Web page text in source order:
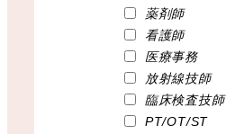
薬剤師
看護師
医療事務
放射線技師
臨床検査技師
PT/OT/ST